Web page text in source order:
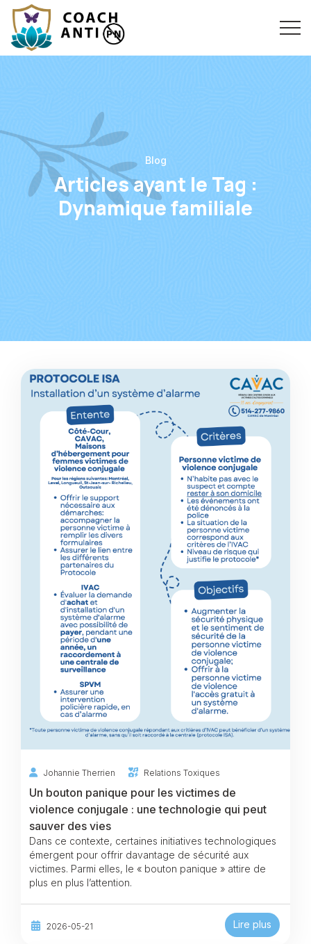
Blog
Articles ayant le Tag :
Dynamique familiale
Johannie Therrien Relations Toxiques
Un bouton panique pour les victimes de
violence conjugale : une technologie qui peut
sauver des vies
Dans ce contexte, certaines initiatives technologiques
émergent pour offrir davantage de sécurité aux
victimes. Parmi elles, le « bouton panique » attire de
plus en plus l’attention.
2026-05-21 Lire plus